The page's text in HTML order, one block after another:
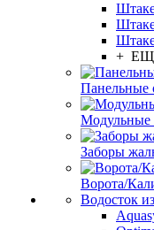
+
Панельные
Модульные
Заборы
Ворота/
Водосток